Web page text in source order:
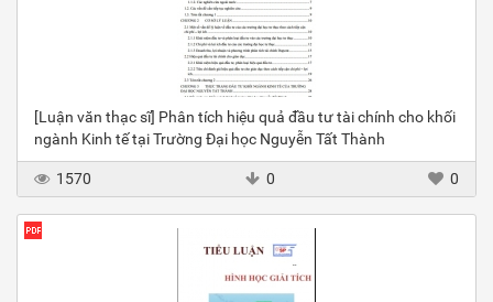
[Luận văn thạc sĩ] Phân tích hiệu quả đầu tư tài chính cho khối
ngành Kinh tế tại Trường Đại học Nguyễn Tất Thành
1570 0 0